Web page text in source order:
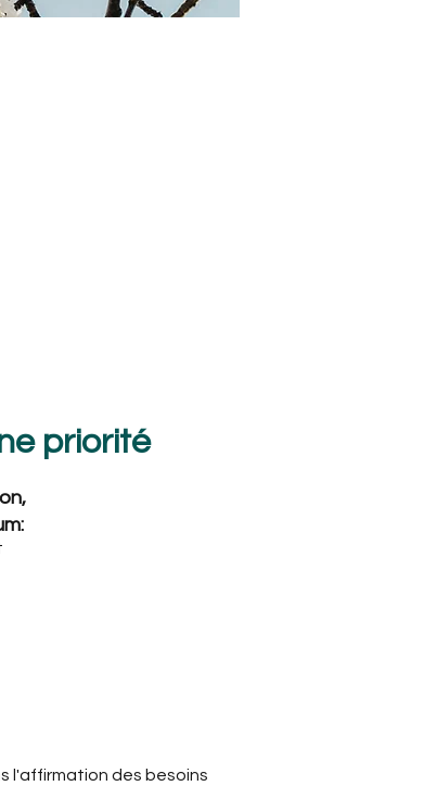
priorité
l'affirmation des besoins